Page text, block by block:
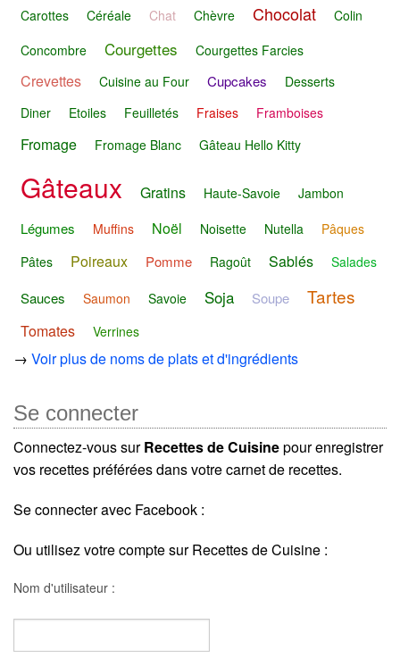
Carottes
Céréale Chat Chèvre Chocolat
Colin
Concombre
Courgettes Courgettes Farcies
Crevettes Cuisine au Four Cupcakes
Desserts
Diner
Etoiles Feuilletés Fraises Framboises
Fromage Fromage Blanc Gâteau Hello Kitty
Gâteaux Gratins Haute-Savoie Jambon
Légumes Muffins Noël Noisette Nutella
Pâques
Pâtes
Poireaux Pomme Ragoût Sablés Salades
Sauces Saumon Savoie Soja Soupe Tartes
Tomates Verrines
→ Voir plus de noms de plats et d'ingrédients
Se connecter
Connectez-vous surRecettes de Cuisinepour enregistrer
vos recettes préférées dans votre carnet de recettes.
Se connecter avec Facebook :
Ou utilisez votre compte sur Recettes de Cuisine :
Nom d'utilisateur :